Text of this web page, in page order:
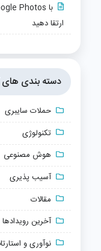
ارتقا دهید
دسته بندی های
حملات سایبری
تکنولوژی
هوش مصنوعی
آسیب پذیری
مقالات
آخرین رویدادها
نوآوری و